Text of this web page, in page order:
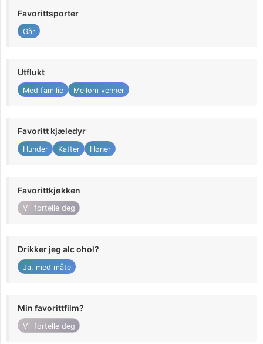
Favorittsporter
Går
Utflukt
Med familie Mellom venner
Favoritt kjæledyr
Hunder Katter Høner
Favorittkjøkken
Vil fortelle deg
Drikker jeg alc ohol?
Ja, med måte
Min favorittfilm?
Vil fortelle deg